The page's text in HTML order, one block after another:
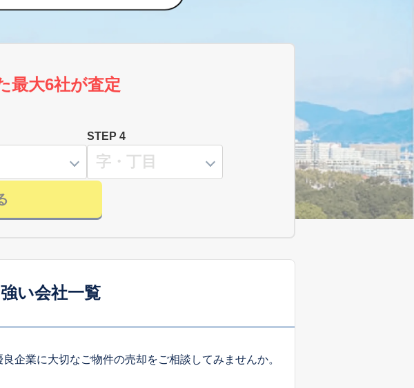
最大6社が査定
STEP 4
い会社一覧
企業に大切なご物件の売却をご相談してみませんか。